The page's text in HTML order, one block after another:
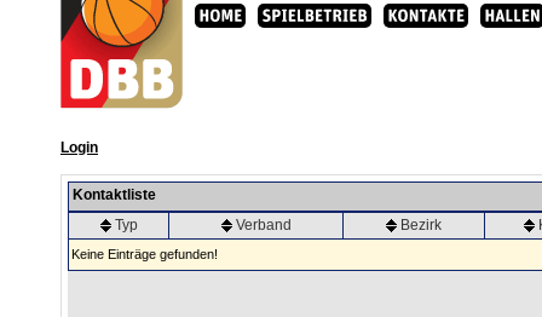
Login
Kontaktliste
Typ
Verband Bezirk
Keine Einträge gefunden!